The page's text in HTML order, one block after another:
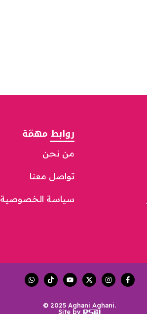
روابط مهمّة
من نحن
تواصل معنا
سياسة الخصوصية
© 2025 Aghani Aghani.
Site by